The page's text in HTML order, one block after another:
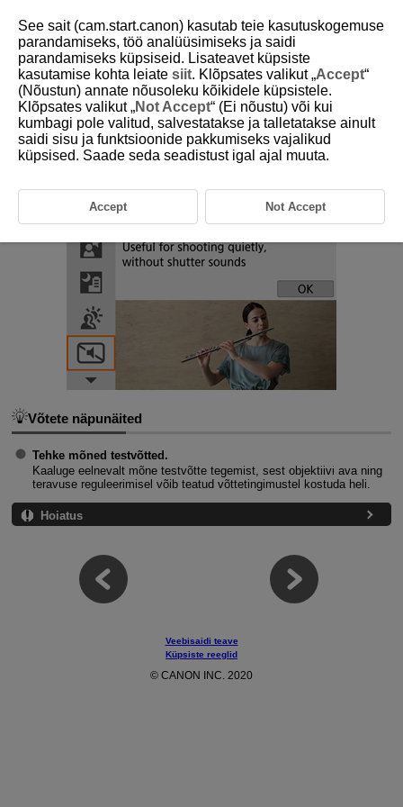
D101-039
Vaikne režiim
Kui pildistamisel nõutakse vaikust, siis saate pildistada ilma
Võtete näpunäited
Tehke mõned testvõtted.
Kaaluge eelnevalt mõne testvõtte tegemist, sest objektiivi ava ning
teravuse reguleerimisel võib teatud võttetingimustel kostuda heli.
Hoiatus
Veebisaidi teave
Küpsiste reeglid
© CANON INC. 2020
See sait (cam.start.canon) kasutab teie kasutuskogemuse
parandamiseks, töö analüüsimiseks ja saidi
parandamiseks küpsiseid. Lisateavet küpsiste
kasutamise kohta leiate siit. Klõpsates valikut „Accept“
(Nõustun) annate nõusoleku kõikidele küpsistele.
Klõpsates valikut „Not Accept“ (Ei nõustu) või kui
kumbagi pole valitud, salvestatakse ja talletatakse ainult
saidi sisu ja funktsioonide pakkumiseks vajalikud
küpsised. Saade seda seadistust igal ajal muuta.
Accept Not Accept